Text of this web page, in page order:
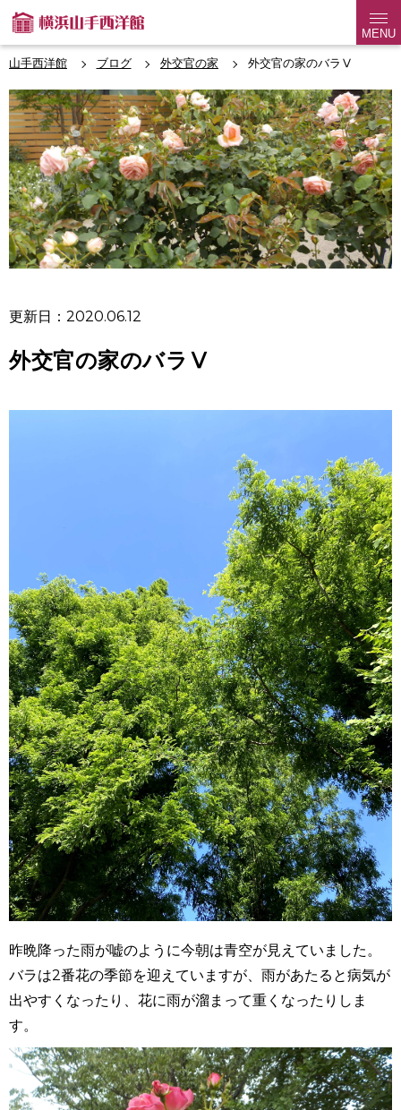
MENU
山手西洋館 ブログ 外交官の家 外交官の家のバラⅤ
更新日：2020.06.12
外交官の家のバラⅤ
昨晩降った雨が嘘のように今朝は青空が見えていました。
バラは2番花の季節を迎えていますが、雨があたると病気が
出やすくなったり、花に雨が溜まって重くなったりしま
す。